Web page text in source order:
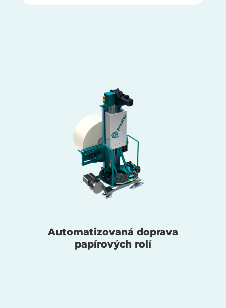
Automatizovaná doprava
papírových rolí